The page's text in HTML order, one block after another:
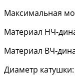
Максимальная
Материал НЧ-
Материал ВЧ-
Диаметр